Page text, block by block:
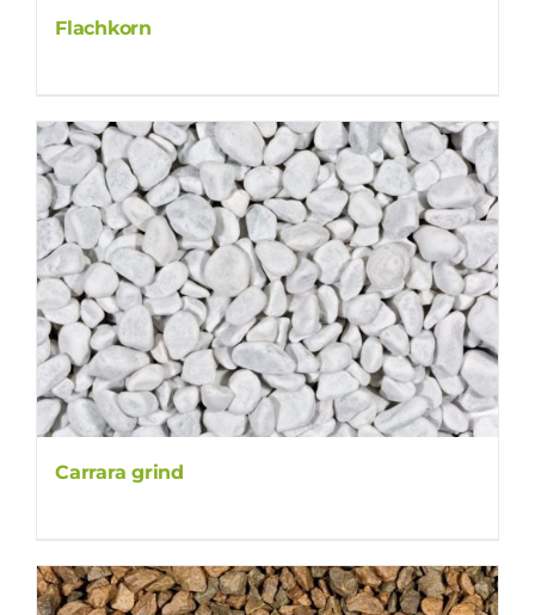
Flachkorn
Carrara grind